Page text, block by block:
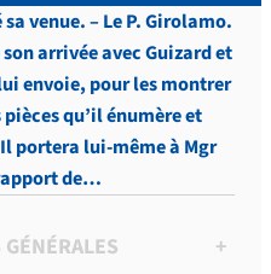
venue. – Le P. Girolamo.
arrivée avec Guizard et
envoie, pour les montrer
qu’il énumère et
portera lui-même à Mgr
de…
+